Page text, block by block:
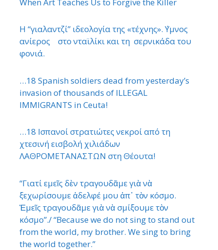
Η “γιαλαντζί” ιδεολογία της «τέχνης». ΄Υμνος
ανίερος στο νταϊλίκι και τη σερνικάδα του
φονιά.
…18 Spanish soldiers dead from yesterday’s
invasion of thousands of ILLEGAL
IMMIGRANTS in Ceuta!
…18 Ισπανοί στρατιώτες νεκροί από τη
χτεσινή εισβολή χιλιάδων
ΛΑΘΡΟΜΕΤΑΝΑΣΤΩΝ στη Θέουτα!
“Γιατί εμεῖς δὲν τραγουδᾶμε γιὰ νὰ
ξεχωρίσουμε ἀδελφέ μου ἀπ᾿ τὸν κόσμο.
Ἐμεῖς τραγουδᾶμε γιὰ νὰ σμίξουμε τὸν
κόσμο”./ “Because we do not sing to stand out
from the world, my brother. We sing to bring
the world together.”